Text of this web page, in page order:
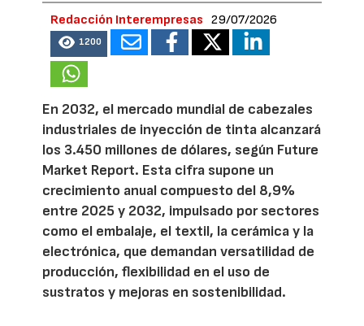
Redacción Interempresas 29/07/2026
1200
En 2032, el mercado mundial de cabezales
industriales de inyección de tinta alcanzará
los 3.450 millones de dólares, según Future
Market Report. Esta cifra supone un
crecimiento anual compuesto del 8,9%
entre 2025 y 2032, impulsado por sectores
como el embalaje, el textil, la cerámica y la
electrónica, que demandan versatilidad de
producción, flexibilidad en el uso de
sustratos y mejoras en sostenibilidad.